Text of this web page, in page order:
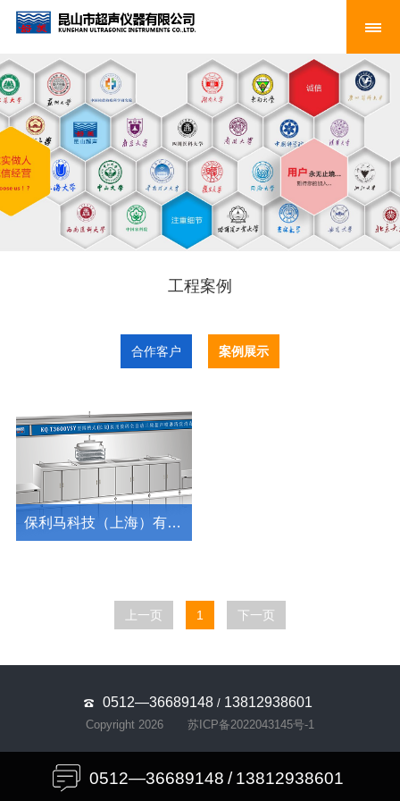
工程案例
合作客户 案例展示
保利马科技（上海）有限公司
上一页 1 下一页
0512—36689148 / 13812938601
Copyright 2026 苏ICP备2022043145号-1
0512—36689148 / 13812938601